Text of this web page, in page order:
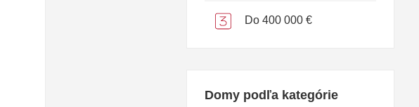
Do 400 000 €
Domy podľa kategórie